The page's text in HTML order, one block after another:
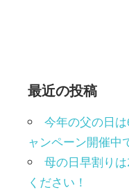
最近の投稿
今年の父の日
ャンペーン開催中
母の日早割り
ください！